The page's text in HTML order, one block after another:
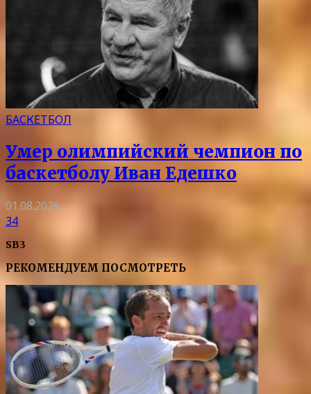
БАСКЕТБОЛ
Умер олимпийский чемпион по
баскетболу Иван Едешко
01.08.2026
34
SB3
РЕКОМЕНДУЕМ ПОСМОТРЕТЬ